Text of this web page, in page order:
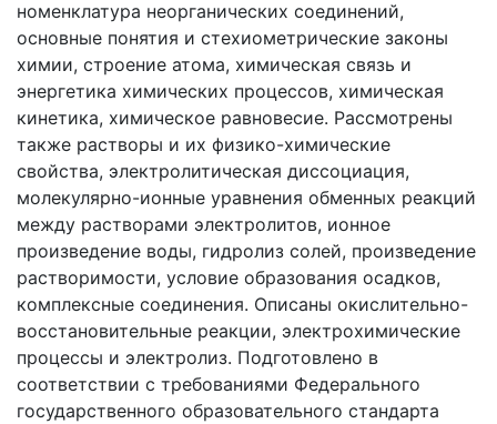
номенклатура неорганических соединений,
основные понятия и стехиометрические законы
химии, строение атома, химическая связь и
энергетика химических процессов, химическая
кинетика, химическое равновесие. Рассмотрены
также растворы и их физико-химические
свойства, электролитическая диссоциация,
молекулярно-ионные уравнения обменных реакций
между растворами электролитов, ионное
произведение воды, гидролиз солей, произведение
растворимости, условие образования осадков,
комплексные соединения. Описаны окислительно-
восстановительные реакции, электрохимические
процессы и электролиз. Подготовлено в
соответствии с требованиями Федерального
государственного образовательного стандарта